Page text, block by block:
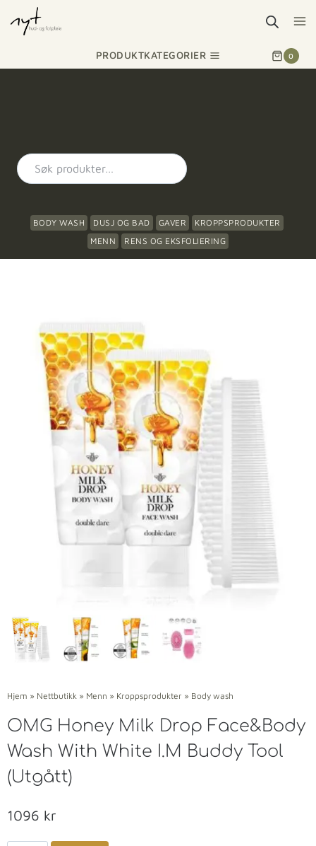
PRODUKTKATEGORIER 0
BODY WASH DUSJ OG BAD GAVER
KROPPSPRODUKTER
MENN
RENS OG EKSFOLIERING
Hjem » Nettbutikk » Menn » Kroppsprodukter » Body wash
OMG Honey Milk Drop Face&Body
Wash With White I.M Buddy Tool
(Utgått)
1096 kr